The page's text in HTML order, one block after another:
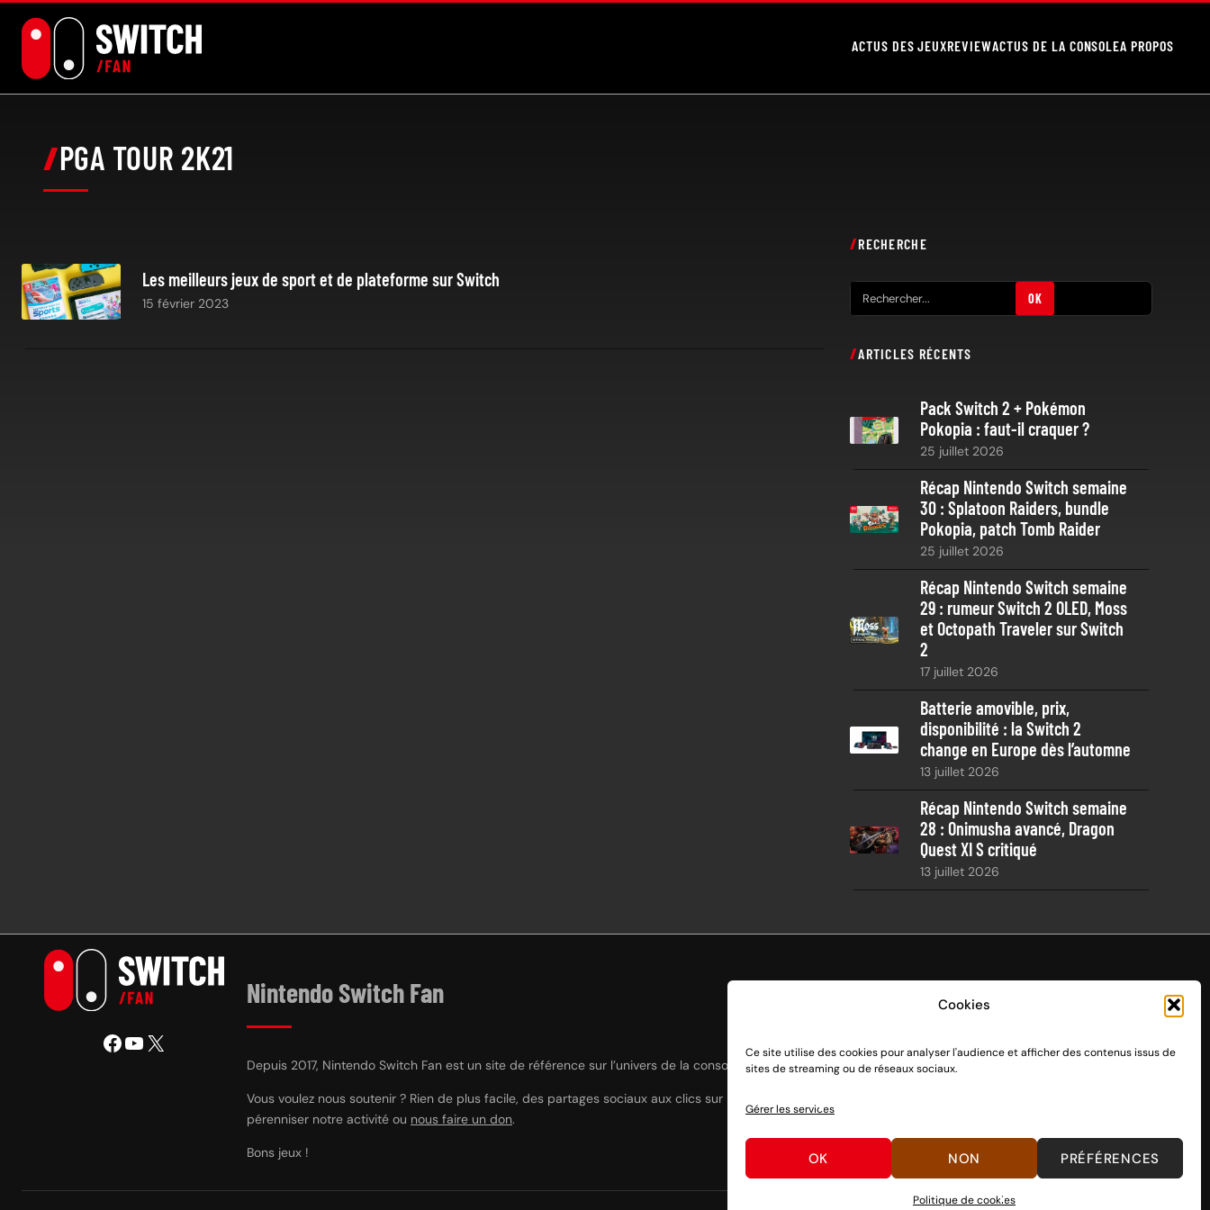
Cookies
Ce site utilise des cookies pour analyser l'audience et afficher des contenus issus de
sites de streaming ou de réseaux sociaux.
Gérer les services
OK NON PRÉFÉRENCES
Politique de cookies
ACTUS DES JEUXREVIEWACTUS DE LA CONSOLEA PROPOS
PGA TOUR 2K21
Les meilleurs jeux de sport et de plateforme sur Switch
15 février 2023
RECHERCHE
e
h
OK
ARTICLES RÉCENTS
Pack Switch 2 + Pokémon
Pokopia : faut-il craquer ?
25 juillet 2026
Récap Nintendo Switch semaine
30 : Splatoon Raiders, bundle
Pokopia, patch Tomb Raider
25 juillet 2026
Récap Nintendo Switch semaine
29 : rumeur Switch 2 OLED, Moss
et Octopath Traveler sur Switch
2
17 juillet 2026
Batterie amovible, prix,
disponibilité : la Switch 2
change en Europe dès l’automne
13 juillet 2026
Récap Nintendo Switch semaine
28 : Onimusha avancé, Dragon
Quest XI S critiqué
13 juillet 2026
Facebook YouTube X
Nintendo Switch Fan
Depuis 2017, Nintendo Switch Fan est un site de référence sur l’univers de la console hybride Nintendo Switch 1 et 2, sortie le 3 mars 2017.
Vous voulez nous soutenir ? Rien de plus facile, des partages sociaux aux clics sur nos liens en passant par des dons, découvrez
pérenniser notre activité ou nous faire un don.
Bons jeux !